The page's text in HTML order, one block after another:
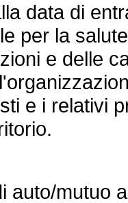
data di
per la
e delle
e i relativi
auto/mutuo